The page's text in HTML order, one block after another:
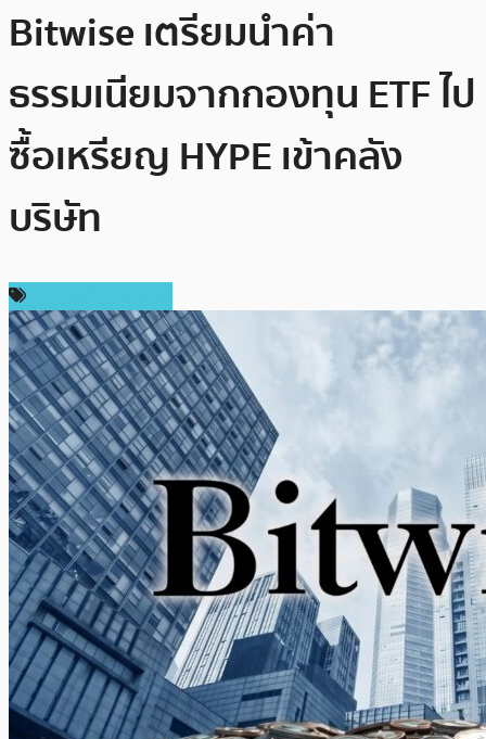
Bitwise เตรียมนำค่า
ธรรมเนียมจากกองทุน ETF ไป
ซื้อเหรียญ HYPE เข้าคลัง
บริษัท